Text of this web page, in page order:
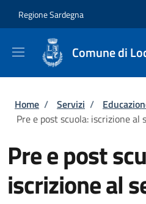
Regione Sardegna
Comune di
Briciole di pane
Home / Servizi /
Pre e post scuola: iscrizione al
Pre e post
iscrizione al